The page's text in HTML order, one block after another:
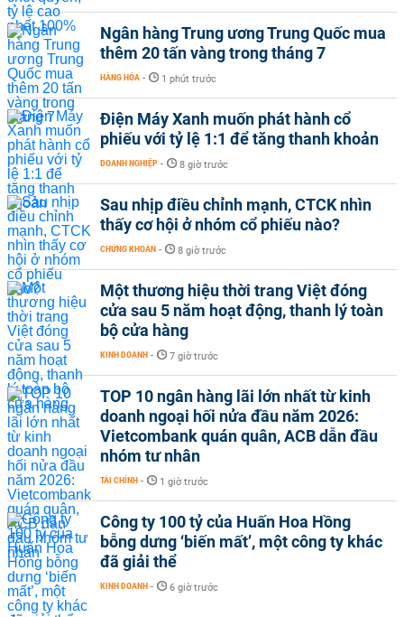
Ngân hàng Trung ương Trung Quốc mua
thêm 20 tấn vàng trong tháng 7
HÀNG HÓA - 1 phút trước
Điện Máy Xanh muốn phát hành cổ
phiếu với tỷ lệ 1:1 để tăng thanh khoản
DOANH NGHIỆP - 8 giờ trước
Sau nhịp điều chỉnh mạnh, CTCK nhìn
thấy cơ hội ở nhóm cổ phiếu nào?
CHỨNG KHOÁN - 8 giờ trước
Một thương hiệu thời trang Việt đóng
cửa sau 5 năm hoạt động, thanh lý toàn
bộ cửa hàng
KINH DOANH - 7 giờ trước
TOP 10 ngân hàng lãi lớn nhất từ kinh
doanh ngoại hối nửa đầu năm 2026:
Vietcombank quán quân, ACB dẫn đầu
nhóm tư nhân
TÀI CHÍNH - 1 giờ trước
Công ty 100 tỷ của Huấn Hoa Hồng
bỗng dưng ‘biến mất’, một công ty khác
đã giải thể
KINH DOANH - 6 giờ trước